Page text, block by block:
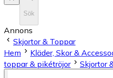
Sök
Annons
Skjortor & Toppar
Hem
Kläder, Skor &
toppar & pikétröjor
Skjortor